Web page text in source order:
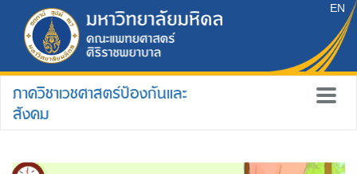
EN
ภาควิชาเวชศาสตร์ป้องกันและ
สังคม